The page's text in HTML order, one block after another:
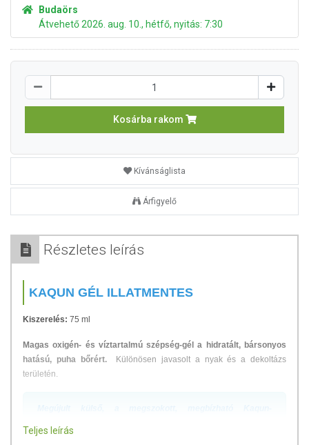
Budaörs
Átvehető 2026. aug. 10., hétfő, nyitás: 7:30
Kosárba rakom
Kívánságlista
Árfigyelő
Részletes leírás
KAQUN GÉL ILLATMENTES
Kiszerelés: 75 ml
Magas oxigén- és víztartalmú szépség-gél a hidratált, bársonyos
hatású, puha bőrért.
Különösen javasolt a nyak és a dekoltázs
területén.
Teljes leírás